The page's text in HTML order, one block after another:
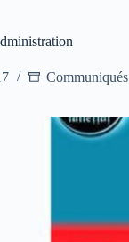
Communiqués